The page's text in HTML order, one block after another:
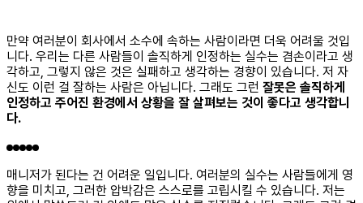
만약 여러분이 회사에서 소수에 속하는 사람이라면 더욱 어려울 것입
니다. 우리는 다른 사람들이 솔직하게 인정하는 실수는 겸손이라고 생
각하고, 그렇지 않은 것은 실패하고 생각하는 경향이 있습니다. 저 자
신도 이런 걸 잘하는 사람은 아닙니다. 그래도 그런 잘못은 솔직하게
인정하고 주어진 환경에서 상황을 잘 살펴보는 것이 좋다고 생각합니
다.
매니저가 된다는 건 어려운 일입니다. 여러분의 실수는 사람들에게 영
향을 미치고, 그러한 압박감은 스스로를 고립시킬 수 있습니다. 저는